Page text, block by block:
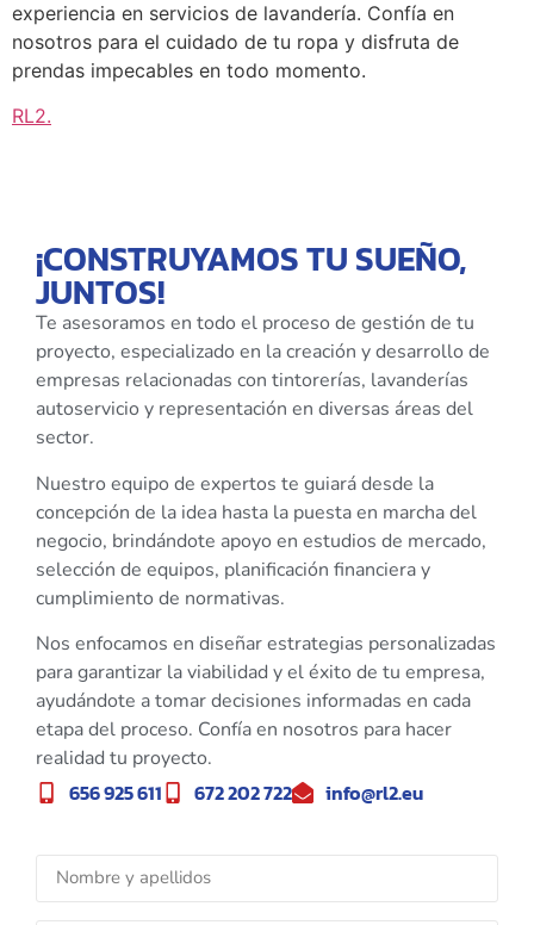
experiencia en servicios de lavandería. Confía en
nosotros para el cuidado de tu ropa y disfruta de
prendas impecables en todo momento.
RL2.
¡CONSTRUYAMOS TU SUEÑO,
JUNTOS!
Te asesoramos en todo el proceso de gestión de tu
proyecto, especializado en la creación y desarrollo de
empresas relacionadas con tintorerías, lavanderías
autoservicio y representación en diversas áreas del
sector.
Nuestro equipo de expertos te guiará desde la
concepción de la idea hasta la puesta en marcha del
negocio, brindándote apoyo en estudios de mercado,
selección de equipos, planificación financiera y
cumplimiento de normativas.
Nos enfocamos en diseñar estrategias personalizadas
para garantizar la viabilidad y el éxito de tu empresa,
ayudándote a tomar decisiones informadas en cada
etapa del proceso. Confía en nosotros para hacer
realidad tu proyecto.
656 925 611 672 202 722 info@rl2.eu